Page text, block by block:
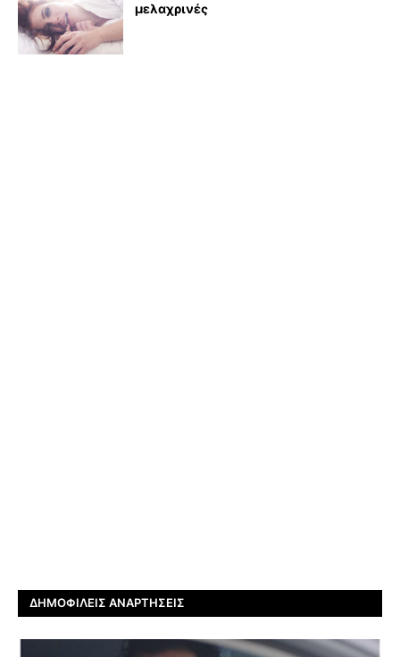
μελαχρινές
ΔΗΜΟΦΙΛΕΊΣ ΑΝΑΡΤΉΣΕΙΣ